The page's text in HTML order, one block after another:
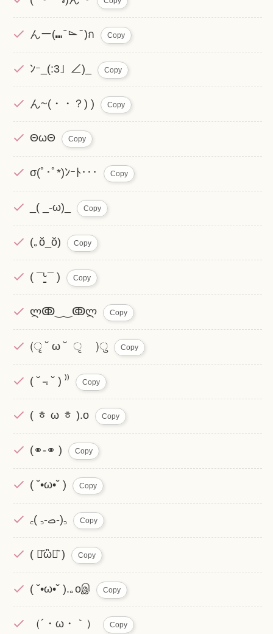
んー(⑉ ᷄ ⌳ ᷅ )ก Copy
ﾝｰ_(:3」∠)_ Copy
ん~(・・？) ) Copy
ΘωΘ Copy
σ(ﾟ･ﾟ*)ﾝｰﾄ･･･ Copy
_( _-ω)_ Copy
(｡ŏ_ŏ) Copy
( ¯ᒡ̱¯ ) Copy
ლↂ‿‿ↂლ Copy
(ृ ˘ ω ˘ ृ )ु Copy
( ˘﹃˘ ) ⁾⁾ Copy
( ᇂ ω ᇂ ).o Copy
(⚭-⚭ ) Copy
( ˘•ω•˘ ) Copy
‎꜀( ꜆-ࡇ-)꜆ Copy
( ･᷄ὢ･᷅ ) Copy
( ˘•ω•˘ ).｡oஇ Copy
（´・ω・｀） Copy